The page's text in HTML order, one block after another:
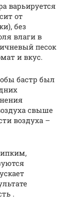
варьируется
от
без
влаги в
песок
и вкус.
бастр был
свыше
воздуха –
.